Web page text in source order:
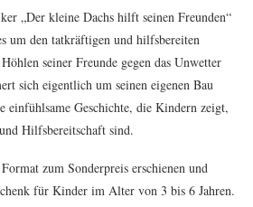
„Der kleine Dachs hilft seinen Freunden“
um den tatkräftigen und hilfsbereiten
seiner Freunde gegen das Unwetter
sich eigentlich um seinen eigenen Bau
einfühlsame Geschichte, die Kindern zeigt,
Hilfsbereitschaft sind.
zum Sonderpreis erschienen und
für Kinder im Alter von 3 bis 6 Jahren.